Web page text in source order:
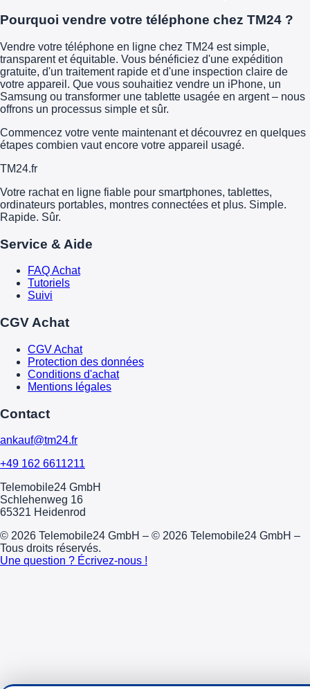
Pourquoi vendre votre téléphone chez TM24 ?
Vendre votre téléphone en ligne chez TM24 est simple,
transparent et équitable. Vous bénéficiez d'une expédition
gratuite, d'un traitement rapide et d'une inspection claire de
votre appareil. Que vous souhaitiez vendre un iPhone, un
Samsung ou transformer une tablette usagée en argent – nous
offrons un processus simple et sûr.
Commencez votre vente maintenant et découvrez en quelques
étapes combien vaut encore votre appareil usagé.
TM24.fr
Votre rachat en ligne fiable pour smartphones, tablettes,
ordinateurs portables, montres connectées et plus. Simple.
Rapide. Sûr.
Service & Aide
FAQ Achat
Tutoriels
Suivi
CGV Achat
CGV Achat
Protection des données
Conditions d'achat
Mentions légales
Contact
ankauf@tm24.fr
+49 162 6611211
Telemobile24 GmbH
Schlehenweg 16
65321 Heidenrod
© 2026 Telemobile24 GmbH – © 2026 Telemobile24 GmbH –
Tous droits réservés.
Une question ? Écrivez-nous !